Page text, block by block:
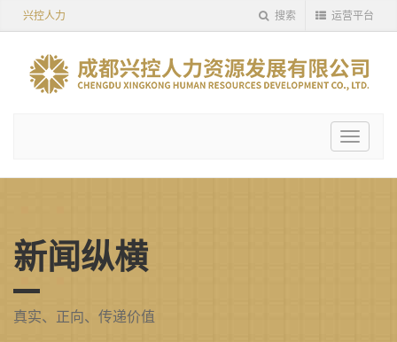
兴控人力 搜索 运营平台
Toggle
新闻纵横
真实、正向、传递价值